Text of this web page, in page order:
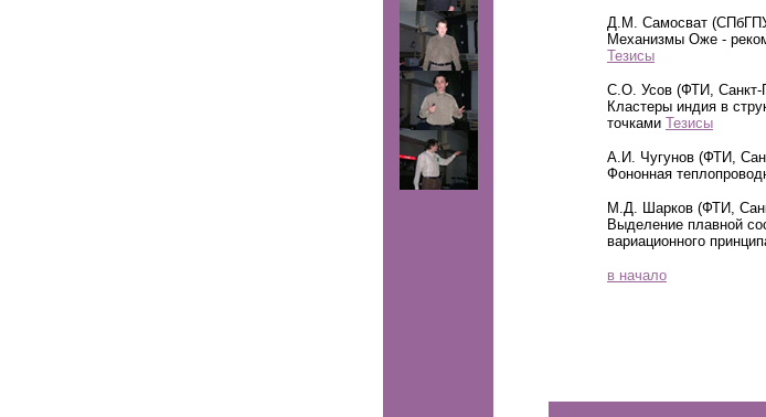
Д.М. Самосват
Механизмы Оже -
Тезисы
С.О. Усов (ФТИ, Санкт-
Кластеры индия в
точками Тезисы
А.И. Чугунов (ФТИ,
Фононная
М.Д. Шарков (ФТИ,
Выделение плавной
вариационного
в начало